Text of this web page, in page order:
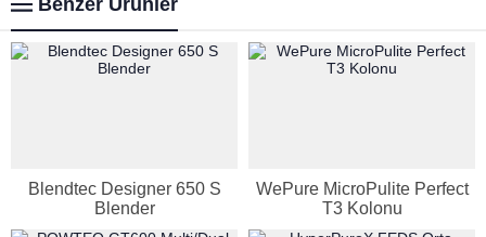
Blendtec Designer 650 S
Blender
WePure MicroPulite Perfect
T3 Kolonu